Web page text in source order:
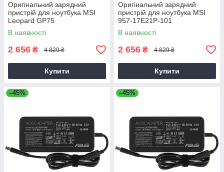
Оригінальний зарядний
пристрій для ноутбука MSI
Leopard GP75
В наявності
2 656 ₴ 4 829 ₴
Купити
Оригінальний зарядний
пристрій для ноутбука MSI
957-17E21P-101
В наявності
2 656 ₴ 4 829 ₴
Купити
–45% –45%